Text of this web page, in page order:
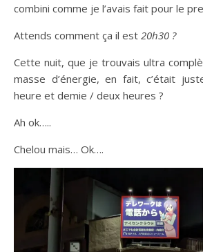
combini comme je l’avais fait pour le
Attends comment ça il est 20h30 ?
Cette nuit, que je trouvais ultra
masse d’énergie, en fait, c’était
heure et demie / deux heures ?
Ah ok…..
Chelou mais… Ok….